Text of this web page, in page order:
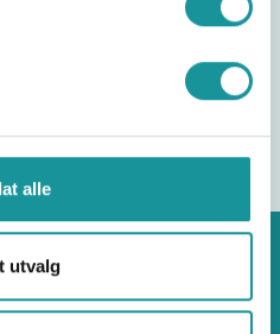
alle
utvalg